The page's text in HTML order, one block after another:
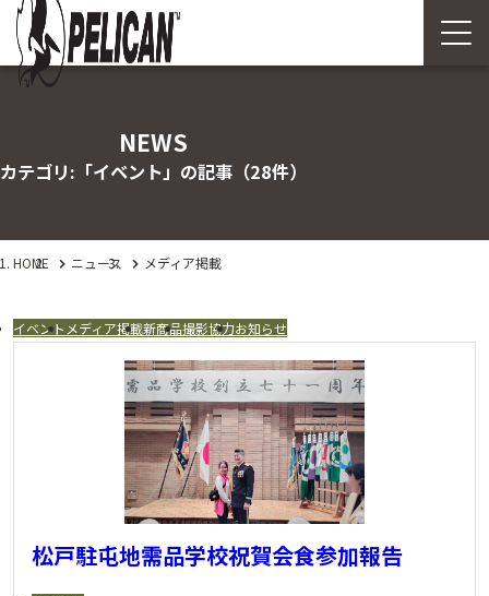
NEWS
カテゴリ:「イベント」の記事 （28件）
HOME ニュース メディア掲載
イベント メディア掲載新商品撮影協力お知らせ
松戸駐屯地需品学校祝賀会食参加報告